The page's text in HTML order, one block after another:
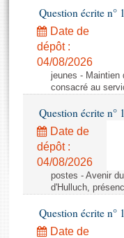
Projets de loi
Propositions de loi
Amendements
Textes adoptés
Rapports législatifs
Rapports sur
Baromètre de
Dossiers législatifs
Budget et sécurité
Histoire
Juniors
Anciennes
Contacts et plan
Photos libres de
Question écrite n°
Date de
dépôt :
04/08/2026
jeunes - Maintien
consacré au
Question écrite n°
Date de
dépôt :
04/08/2026
postes - Avenir
d'Hulluch,
Question écrite n°
Date de